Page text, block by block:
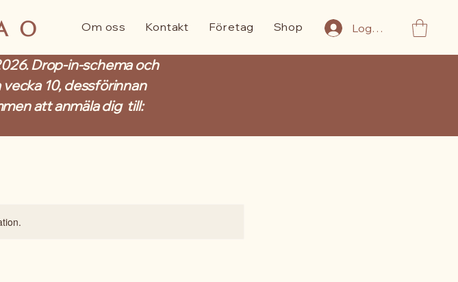
Om oss Kontakt Företag Shop Logga in
Drop-in-schema och
10, dessförinnan
att anmäla dig till: